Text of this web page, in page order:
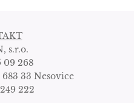
s.r.o.
09 268
33 Nesovice
222